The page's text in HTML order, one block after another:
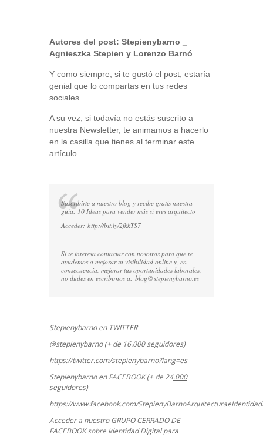
Autores del post: Stepienybarno
Agnieszka Stepien y Lorenzo Barnó
Y como siempre, si te gustó el post, estaría
genial que lo compartas en tus redes
sociales.
A su vez, si todavía no estás suscrito a
nuestra Newsletter, te animamos a hacerlo
en la casilla que tienes al terminar este
artículo.
Suscribirte a nuestro blog y recibe gratis nuestra
guía: 10 Ideas para vender más si eres arquitecto
Acceder: http://bit.ly/2fkkTS7
Si te interesa contactar con nosotros para que te
ayudemos a mejorar tu visibilidad online y, en
consecuencia, mejorar tus oportunidades laborales,
no dudes en escribirnos a: blog@stepienybarno.es
Stepienybarno en TWITTER
@stepienybarno (+ de 16.000 seguidores)
https://twitter.com/stepienybarno?lang=es
Stepienybarno en FACEBOOK (+ de 24.000
seguidores)
https://www.facebook.com/
Acceder a nuestro GRUPO CERRADO DE
FACEBOOK sobre Identidad Digital para